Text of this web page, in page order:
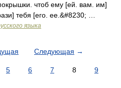
чтоб ему [ей. вам. им]
тебя [его. ее.&#8230; …
языка
Следующая →
5 6 7 8
9